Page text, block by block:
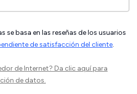
se basa en las reseñas de los usuarios
de satisfacción del cliente.
de Internet? Da clic aquípara
de datos.